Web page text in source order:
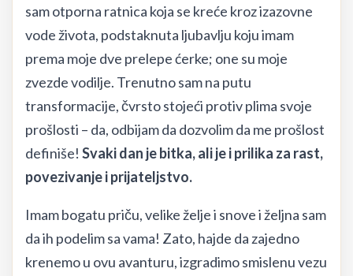
sam otporna ratnica koja se kreće kroz izazovne
vode života, podstaknuta ljubavlju koju imam
prema moje dve prelepe ćerke; one su moje
zvezde vodilje. Trenutno sam na putu
transformacije, čvrsto stojeći protiv plima svoje
prošlosti – da, odbijam da dozvolim da me prošlost
definiše! Svaki dan je bitka, ali je i prilika za rast,
povezivanje i prijateljstvo.
Imam bogatu priču, velike želje i snove i željna sam
da ih podelim sa vama! Zato, hajde da zajedno
krenemo u ovu avanturu, izgradimo smislenu vezu